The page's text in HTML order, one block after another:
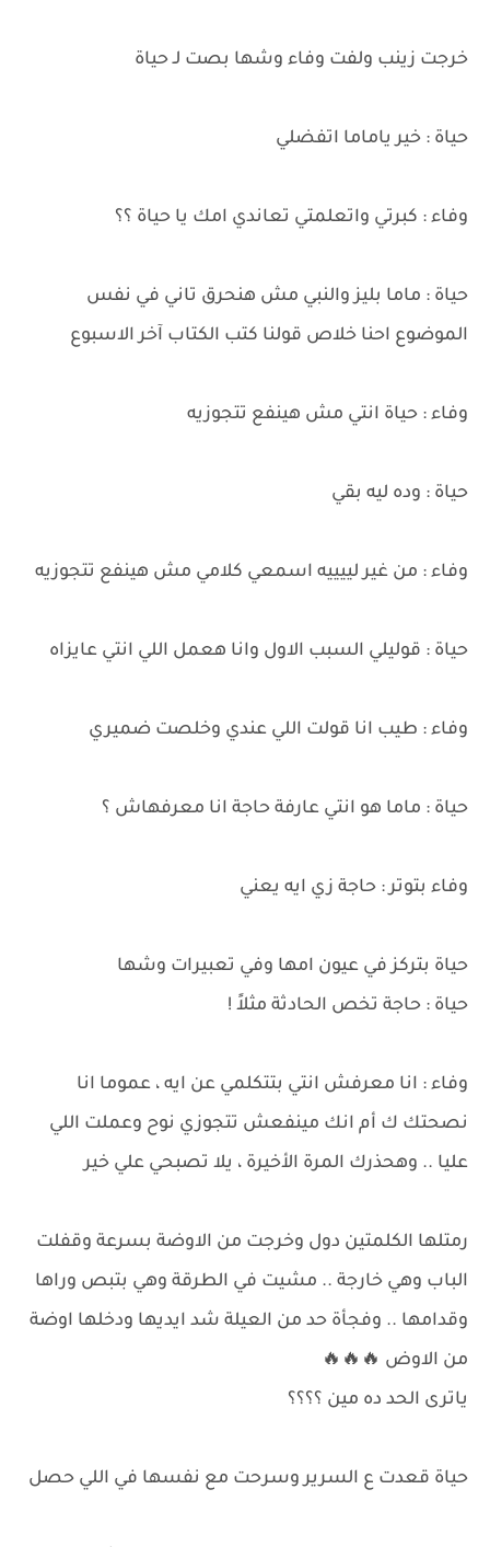
خرجت زينب ولفت وفاء وشها بصت لـ حياة
حياة : خير ياماما اتفضلي
وفاء : كبرتي واتعلمتي تعاندي امك يا حياة ؟؟
حياة : ماما بليز والنبي مش هنحرق تاني في نفس
الموضوع احنا خلاص قولنا كتب الكتاب آخر الاسبوع
وفاء : حياة انتي مش هينفع تتجوزيه
حياة : وده ليه بقي
وفاء : من غير لييييه اسمعي كلامي مش هينفع تتجوزيه
حياة : قوليلي السبب الاول وانا هعمل اللي انتي عايزاه
وفاء : طيب انا قولت اللي عندي وخلصت ضميري
حياة : ماما هو انتي عارفة حاجة انا معرفهاش ؟
وفاء بتوتر : حاجة زي ايه يعني
حياة بتركز في عيون امها وفي تعبيرات وشها
حياة : حاجة تخص الحادثة مثلاً !
وفاء : انا معرفش انتي بتتكلمي عن ايه ، عموما انا
نصحتك ك أم انك مينفعش تتجوزي نوح وعملت اللي
عليا .. وهحذرك المرة الأخيرة ، يلا تصبحي علي خير
رمتلها الكلمتين دول وخرجت من الاوضة بسرعة وقفلت
الباب وهي خارجة .. مشيت في الطرقة وهي بتبص وراها
وقدامها .. وفجأة حد من العيلة شد ايديها ودخلها اوضة
من الاوض 🔥🔥🔥
ياترى الحد ده مين ؟؟؟؟
حياة قعدت ع السرير وسرحت مع نفسها في اللي حصل